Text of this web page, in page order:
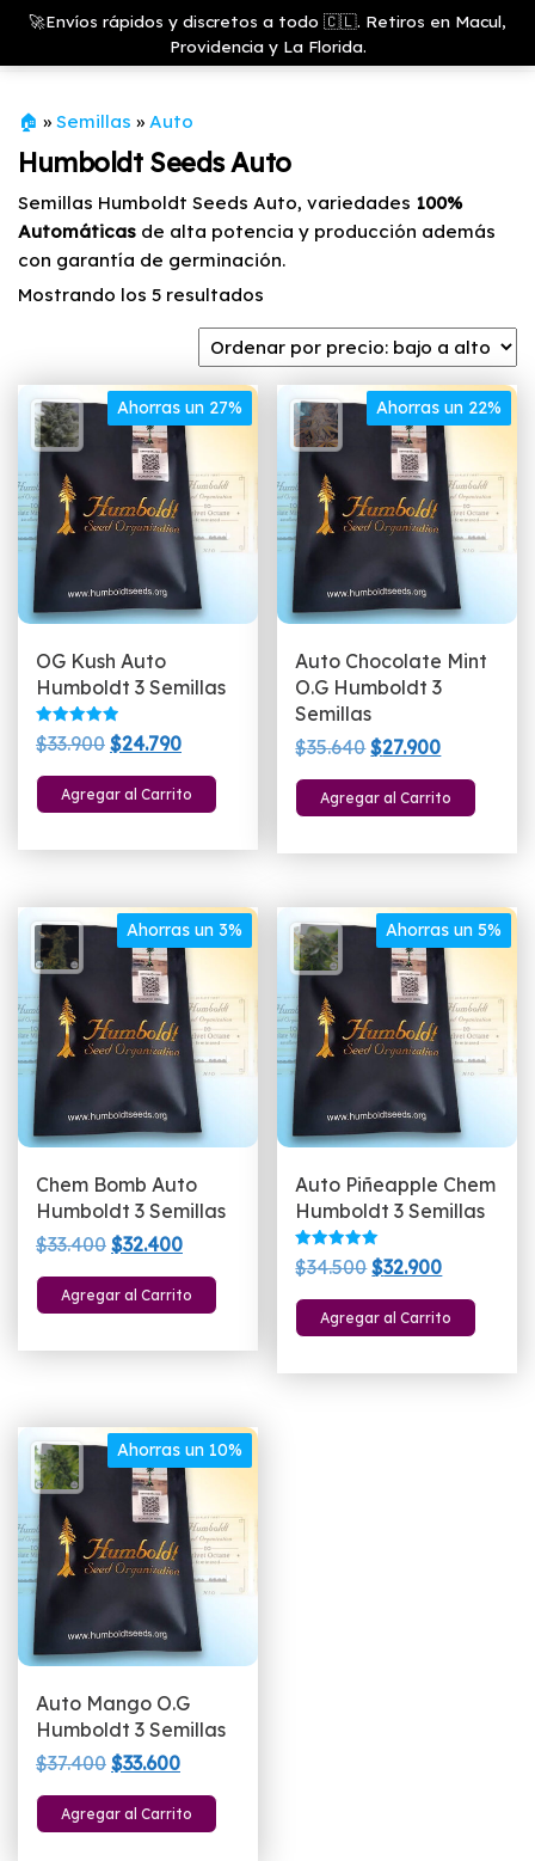
Saltar
contenido
🚀Envíos rápidos y discretos a todo 🇨🇱. Retiros en Macul,
Providencia y La Florida.
Growshop
& LED
Store
🏠 » Semillas » Auto
Humboldt Seeds Auto
Semillas Humboldt Seeds Auto, variedades 100%
Automáticas de alta potencia y producción además
con garantía de germinación.
Mostrando los 5 resultados
precio:
alto
Ahorras un 27%
OG Kush Auto
Humboldt 3 Semillas
Valorado
con
de 5
$33.900 El
precio
original
$24.790El
precio
actual
Agregar al Carrito
Ahorras un 22%
Auto Chocolate Mint
O.G Humboldt 3
Semillas
$35.640El
precio
original
$27.900El
precio
actual
Agregar al Carrito
Ahorras un 3%
Chem Bomb Auto
Humboldt 3 Semillas
$33.400 El
precio
original
$32.400El
precio
actual
Agregar al Carrito
Ahorras un 5%
Auto Piñeapple Chem
Humboldt 3 Semillas
Valorado
con
de 5
$34.500El
precio
original
$32.900El
precio
actual
Agregar al Carrito
Ahorras un 10%
Auto Mango O.G
Humboldt 3 Semillas
$37.400 El
precio
original
$33.600El
precio
actual
Agregar al Carrito